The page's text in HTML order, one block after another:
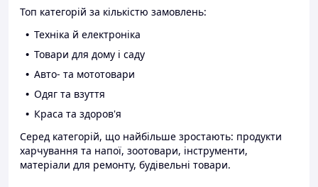
Топ категорій за кількістю замовлень:
Техніка й електроніка
Товари для дому і саду
Авто- та мототовари
Одяг та взуття
Краса та здоров'я
Серед категорій, що найбільше зростають: продукти
харчування та напої, зоотовари, інструменти,
матеріали для ремонту, будівельні товари.